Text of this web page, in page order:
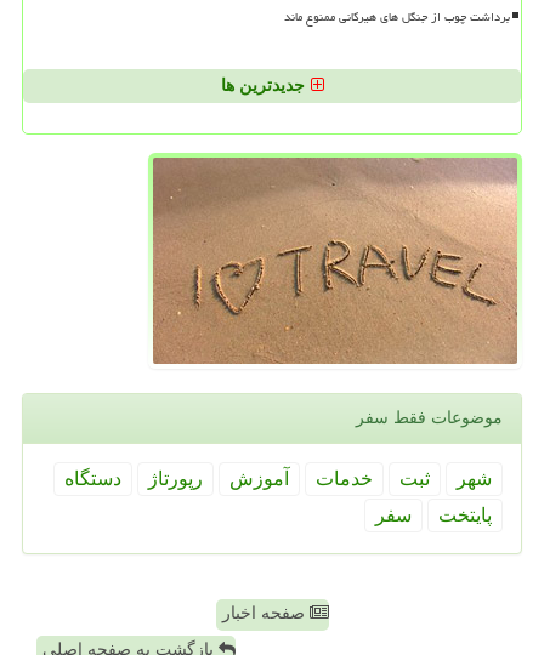
برداشت چوب از جنگل های هیرکانی ممنوع ماند
جدیدترین ها
موضوعات فقط سفر
شهر ثبت خدمات آموزش رپورتاژ
دستگاه
پایتخت
سفر
صفحه اخبار
بازگشت به صفحه اصلی